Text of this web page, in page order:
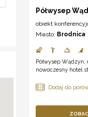
Półwysep
obiekt
Miasto: Brodnica
Półwysep
nowoczesny hotel